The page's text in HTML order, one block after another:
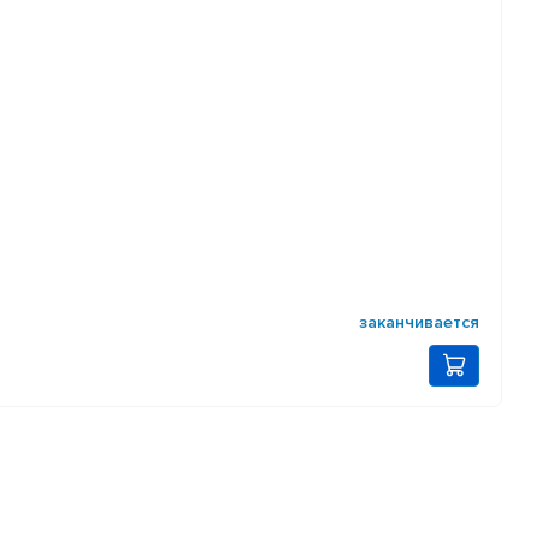
заканчивается